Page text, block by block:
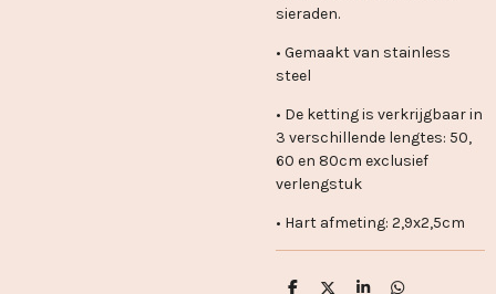
sieraden.
• Gemaakt van stainless
steel
• De ketting is verkrijgbaar in
3 verschillende lengtes: 50,
60 en 80cm exclusief
verlengstuk
• Hart afmeting: 2,9x2,5cm